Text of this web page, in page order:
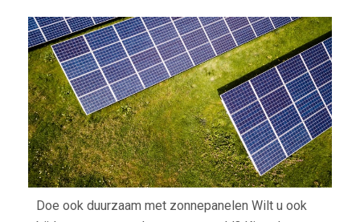
Doe ook duurzaam met zonnepanelen Wilt u ook